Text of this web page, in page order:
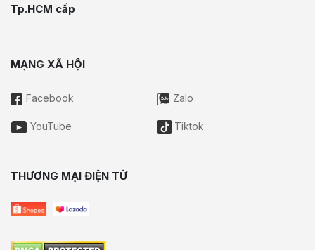
Tp.HCM cấp
MẠNG XÃ HỘI
Facebook Zalo
YouTube Tiktok
THƯƠNG MẠI ĐIỆN TỬ